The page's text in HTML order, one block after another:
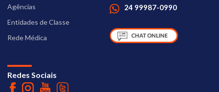
Agências
Entidades de Classe
Rede Médica
24 99987-0990
Redes Sociais